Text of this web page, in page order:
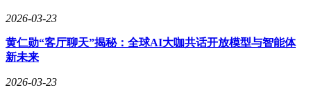
市场观察人士认为，OPPO与vivo的开放策略为行业树立新标
体验，远比单纯堆砌硬件参数更具竞争力。此次合作或引发连
锁反应，加速安卓阵营从“内卷”转向“共赢”，最终受益的将是
2026-03-23
黄仁勋“客厅聊天”揭秘：全球AI大咖共话开放模型与智能体
新未来
2026-03-23